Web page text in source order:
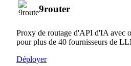
9router
Proxy de routage d'API d'IA avec
pour plus de 40 fournisseurs de
Déployer